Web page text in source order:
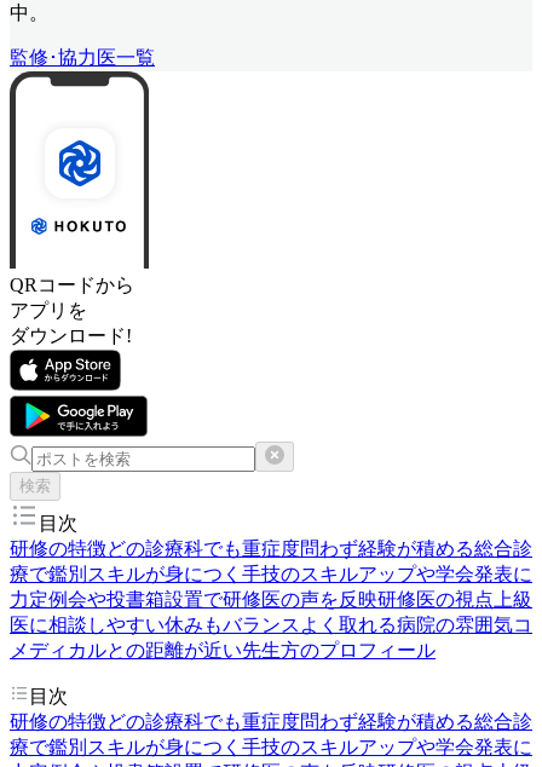
中。
監修･協力医一覧
QRコードから
アプリを
ダウンロード!
検索
目次
研修の特徴どの診療科でも重症度問わず経験が積める総合診
療で鑑別スキルが身につく 手技のスキルアップや学会発表に
力定例会や投書箱設置で研修医の声を反映研修医の視点 上級
医に相談しやすい休みもバランスよく取れる病院の雰囲気コ
メディカルとの距離が近い先生方のプロフィール
目次
研修の特徴どの診療科でも重症度問わず経験が積める総合診
療で鑑別スキルが身につく 手技のスキルアップや学会発表に